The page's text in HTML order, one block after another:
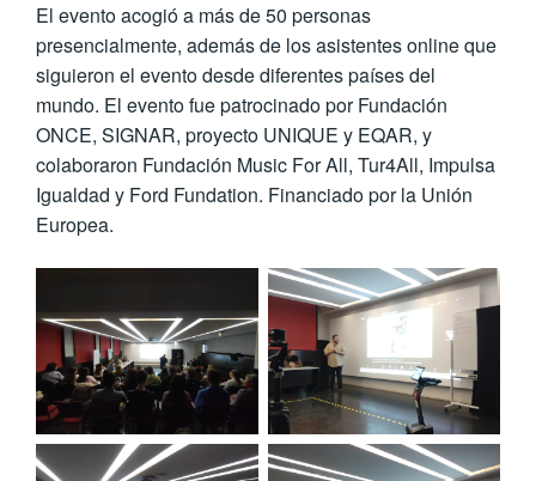
El evento acogió a más de 50 personas
presencialmente, además de los asistentes online que
siguieron el evento desde diferentes países del
mundo. El evento fue patrocinado por Fundación
ONCE, SIGNAR, proyecto UNIQUE y EQAR, y
colaboraron Fundación Music For All, Tur4All, Impulsa
Igualdad y Ford Fundation. Financiado por la Unión
Europea.